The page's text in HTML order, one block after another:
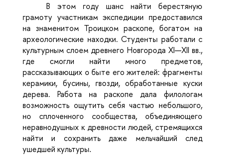
В этом году шанс найти берестяную
грамоту участникам экспедиции предоставился
на знаменитом Троицком раскопе, богатом на
археологические находки. Студенты работали с
культурным слоем древнего Новгорода XI—XII вв.,
где смогли найти много предметов,
рассказывающих о быте его жителей: фрагменты
керамики, бусины, гвозди, обработанные куски
дерева. Работа на раскопе дала филологам
возможность ощутить себя частью небольшого,
но сплоченного сообщества, объединяющего
неравнодушных к древности людей, стремящихся
найти и сохранить даже мельчайший след
ушедшей культуры.